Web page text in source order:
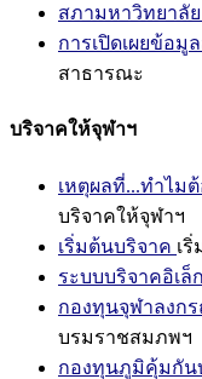
สภามหาวิทยาลัย
การเปิดเผยข้อมู
สาธารณะ
บริจาคให้จุฬาฯ
เหตุผลที่...ทำไม
บริจาคให้จุฬาฯ
เริ่มต้นบริจาค เ
ระบบบริจาคอิเ
กองทุนจุฬาลงก
บรมราชสมภพฯ
กองทุนภูมิคุ้มกัน